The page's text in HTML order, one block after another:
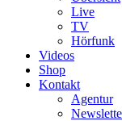
Live
TV
Hörfunk
Videos
Shop
Kontakt
Agentur